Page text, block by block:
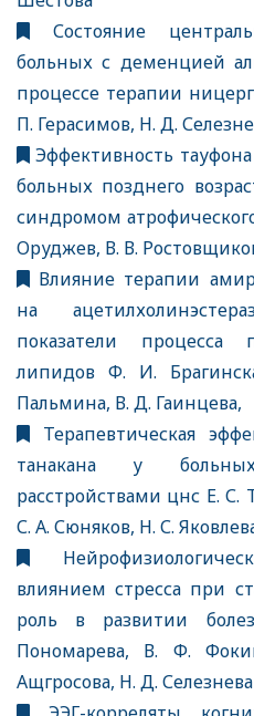
Состояние
больных с деменцией
процессе терапии
П. Герасимов, Н. Д.
Эффективность
больных позднего
синдромом
Оруджев, В. В.
Влияние терапии
на
показатели процесса
липидов Ф. И.
Пальмина, В. Д. Гаинцева,
Терапевтическая
танакана у
расстройствами цнс Е.
С. А. Сюняков, Н. С.
влиянием стресса при
роль в развитии
Пономарева, В. Ф.
Ащгросова, Н. Д. Селезнева